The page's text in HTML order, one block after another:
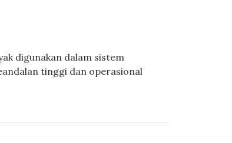
digunakan dalam sistem
tinggi dan operasional